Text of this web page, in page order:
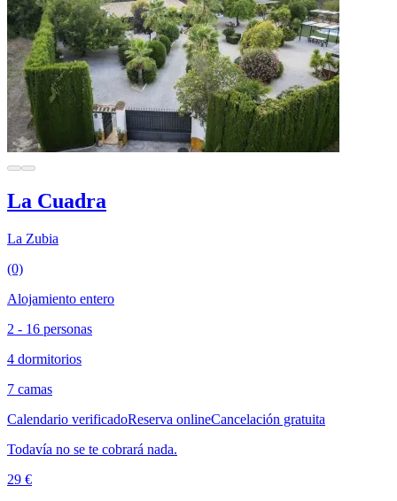
La Cuadra
La Zubia
(0)
Alojamiento entero
2 - 16 personas
4 dormitorios
7 camas
Calendario verificadoReserva onlineCancelación gratuita
Todavía no se te cobrará nada.
29 €